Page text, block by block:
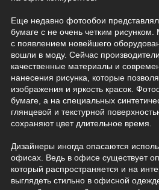
Еще недавно фотообои
бумаге с не очень четким
с появлением новейшего
вошли в моду. Сейчас
качественные материалы и
нанесения рисунка, которые
изображения и яркость красок.
бумаге, а на специальных
глянцевой и текстурной
сохраняют цвет длительное время.
Дизайнеры иногда опасаются
офисах. Ведь в офисе существует
который распространяется и на
выглядеть стильно в офисной